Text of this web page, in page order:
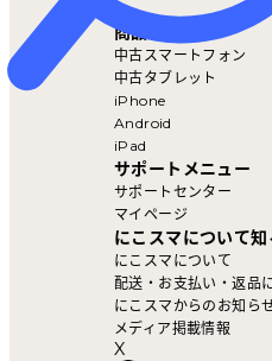
商品を探す
中古スマートフォン
中古タブレット
iPhone
Android
iPad
サポートメニュー
サポートセンター
マイページ
にこスマについて知
にこスマについて
配送・お支払い・返品
にこスマからのお知ら
メディア掲載情報
X